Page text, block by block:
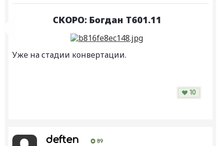
СКОРО: Богдан Т601.11
Уже на стадии конвертации.
10
deften 89